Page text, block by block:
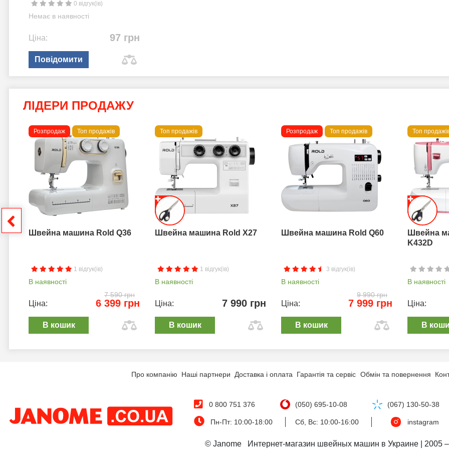
0 відгук(ів)
Немає в наявності
Ціна: 97 грн
Повідомити
ЛІДЕРИ ПРОДАЖУ
Розпродаж Топ продажів
Швейна машина Rold Q36
1 відгук(ів)
В наявності
7 590 грн
Ціна: 6 399 грн
В кошик
Топ продажів
Швейна машина Rold X27
1 відгук(ів)
В наявності
Ціна: 7 990 грн
В кошик
Розпродаж Топ продажів
Швейна машина Rold Q60
3 відгук(ів)
В наявності
9 990 грн
Ціна: 7 999 грн
В кошик
Топ
Швейна
K432D
В наявності
Ціна:
В
Про компанію Наші партнери Доставка і оплата Гарантія та сервіс Обмін та повернення
0 800 751 376 (050) 695-10-08 (067) 130-50-38
Пн-Пт: 10:00-18:00 Сб, Вс: 10:00-16:00 instagram
© Janome   Интернет-магазин швейных машин в Украине | 2005